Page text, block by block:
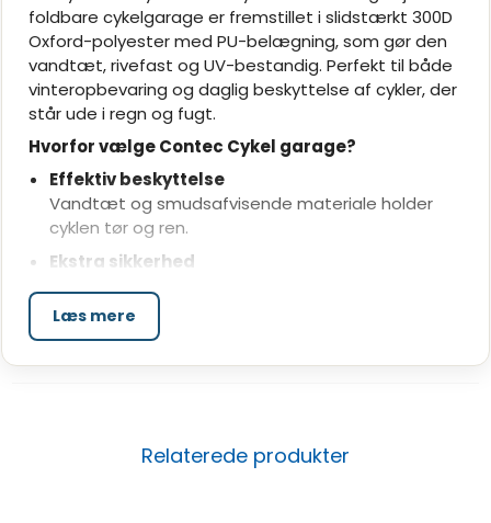
foldbare cykelgarage er fremstillet i slidstærkt 300D
Oxford-polyester med PU-belægning, som gør den
vandtæt, rivefast og UV-bestandig. Perfekt til både
vinteropbevaring og daglig beskyttelse af cykler, der
står ude i regn og fugt.
Hvorfor vælge Contec Cykel garage?
Effektiv beskyttelse
Vandtæt og smudsafvisende materiale holder
cyklen tør og ren.
Ekstra sikkerhed
cykellås.
Pladsbesparende
Foldbar konstruktion gør den let at opbevare, når
Contec Cykel garage passer til cykler og elcykler op
til 29'' og beskytter mod rust, snavs og vejrskader.
Læs mere
Relaterede produkter